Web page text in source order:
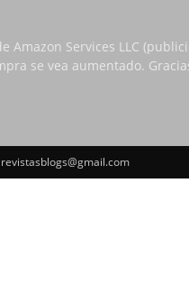
Amazon Services LLC
se vea aumentado.